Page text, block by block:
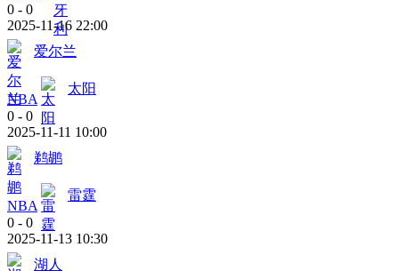
0 - 0
2025-11-16 22:00
爱尔兰
NBA
太阳
0 - 0
2025-11-11 10:00
鹈鹕
NBA
雷霆
0 - 0
2025-11-13 10:30
湖人